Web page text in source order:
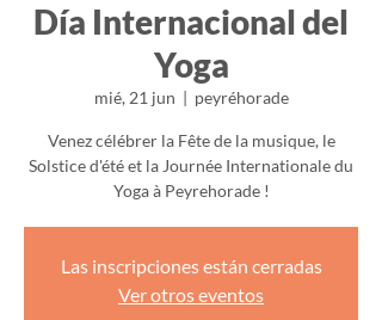
Día Internacional del
Yoga
mié, 21 jun
  |
peyréhorade
Venez célébrer la Fête de la musique, le
Solstice d'été et la Journée Internationale du
Yoga à Peyrehorade !
Las inscripciones están cerradas
Ver otros eventos